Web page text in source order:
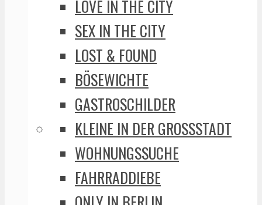
LOVE IN THE CITY
SEX IN THE CITY
LOST & FOUND
BÖSEWICHTE
GASTROSCHILDER
KLEINE IN DER GROSSSTADT
WOHNUNGSSUCHE
FAHRRADDIEBE